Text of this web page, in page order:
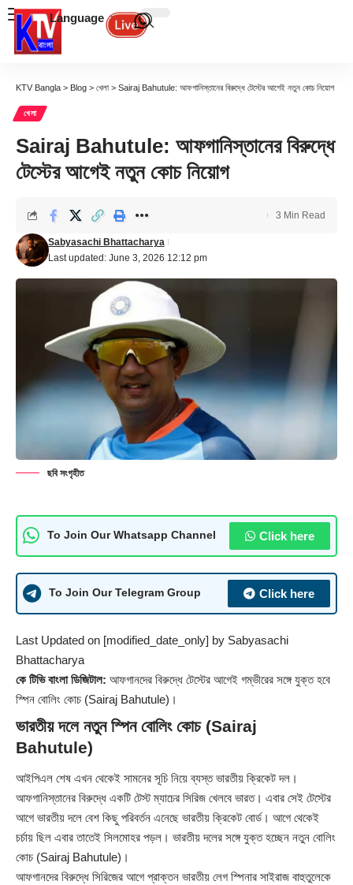
Language
KTV Bangla > Blog > খেলা > Sairaj Bahutule: আফগানিস্তানের বিরুদ্ধে টেস্টের আগেই নতুন কোচ নিয়োগ
খেলা
Sairaj Bahutule: আফগানিস্তানের বিরুদ্ধে
টেস্টের আগেই নতুন কোচ নিয়োগ
Last updated: June 3, 2026 12:12 pm
Sabyasachi Bhattacharya
3 Min Read
ছবি সংগৃহীত
To Join Our Whatsapp Channel Click here
To Join Our Telegram Group Click here
Last Updated on [modified_date_only] by Sabyasachi
Bhattacharya
কে টিভি বাংলা ডিজিটাল: আফগানদের বিরুদ্ধে টেস্টের আগেই গম্ভীরের সঙ্গে যুক্ত হবে
স্পিন বোলিং কোচ (Sairaj Bahutule)।
ভারতীয় দলে নতুন স্পিন বোলিং কোচ (Sairaj
Bahutule)
আইপিএল শেষ এখন থেকেই সামনের সূচি নিয়ে ব্যস্ত ভারতীয় ক্রিকেট দল।
আফগানিস্তানের বিরুদ্ধে একটি টেস্ট ম্যাচের সিরিজ খেলবে ভারত। এবার সেই টেস্টের
আগে ভারতীয় দলে বেশ কিছু পরিবর্তন এনেছে ভারতীয় ক্রিকেট বোর্ড। আগে থেকেই
চর্চায় ছিল এবার তাতেই সিলমোহর পড়ল। ভারতীয় দলের সঙ্গে যুক্ত হচ্ছেন নতুন বোলিং
কোচ (Sairaj Bahutule)।
আফগানদের বিরুদ্ধে সিরিজের আগে প্রাক্তন ভারতীয় লেগ স্পিনার সাইরাজ বাহুতুলেকে